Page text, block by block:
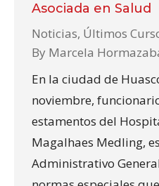
Asociada en Salud
Noticias, Últimos
By Marcela
En la ciudad de
noviembre,
estamentos del
Magalhaes Medling,
Administrativo